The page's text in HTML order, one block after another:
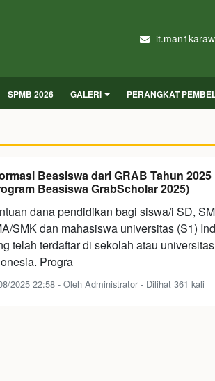
SPMB 2026 GALERI PERANGKAT
Beasiswa dari GRAB Tahun 2025
Beasiswa GrabScholar 2025)
dana pendidikan bagi siswa/i SD,
SMK dan mahasiswa universitas (S1)
telah terdaftar di sekolah atau
Progra
2025 22:58 - Oleh Administrator - Dilihat 361 kali